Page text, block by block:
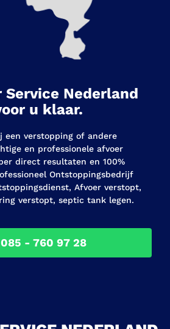
Service Nederland
u klaar.
een verstopping of andere
en professionele afvoer
direct resultaten en 100%
Ontstoppingsbedrijf
Afvoer verstopt,
verstopt, septic tank legen.
- 760 97 28